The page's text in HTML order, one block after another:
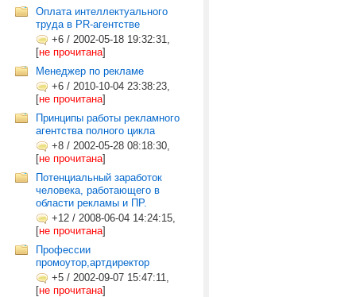
Оплата интеллектуального
труда в PR-агентстве
+6 / 2002-05-18 19:32:31,
[не прочитана]
Менеджер по рекламе
+6 / 2010-10-04 23:38:23,
[не прочитана]
Принципы работы рекламного
агентства полного цикла
+8 / 2002-05-28 08:18:30,
[не прочитана]
Потенциальный заработок
человека, работающего в
области рекламы и ПР.
+12 / 2008-06-04 14:24:15,
[не прочитана]
Профессии
промоутор,артдиректор
+5 / 2002-09-07 15:47:11,
[не прочитана]